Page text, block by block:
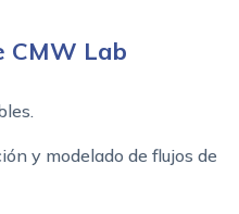
CMW Lab
y modelado de flujos de